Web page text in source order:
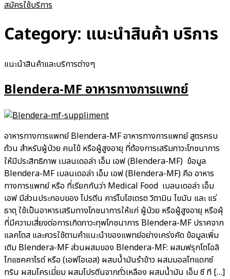
สมัครใช้บริการ
Category: แนะนำสินค้า บริการ
แนะนำสินค้าและบริการต่างๆ
Blendera-MF อาหารทางการแพทย์
อาหารทางการแพทย์ Blendera-MF อาหารทางการแพทย์ สูตรครบ
ถ้วน สำหรับผู้ป่วย คนไข้ หรือผู้สูงอายุ ที่ต้องการเสริมภาวะโภชนาการ
ให้มีประสิทธิภาพ เบลนเดอล่า เอ็ม เอฟ (ฺBlendera-MF) ข้อมูล
Blendera-MF เบลนเดอล่า เอ็ม เอฟ (Blendera-MF) คือ อาหาร
ทางการแพทย์ หรือ ที่เรียกกันว่า Medical Food เบลนเดอล่า เอ็ม
เอฟ มีส่วนประกอบของ โปรตีน คาร์โบไฮเดรต วิตามิน ไขมัน และ แร่
ธาตุ ใช้เป็นอาหารเสริมทางโภชนาการให้แก่ ผู้ป่วย หรือผู้สูงอายุ หรือผุ้
ที่มีความเสี่ยงต่อการเกิดภาวะทุพโภชนาการ Blendera-MF ปราศจาก
แลคโตส และควรใช้ตามคำแนะนำของแพทย์อย่างเคร่งคัด ข้อมูลเพิ่ม
เติม Blendera-MF ส่วนผสมของ Blendera-MF: ผสมฟรุกโตโอลิ
โกแซคคาไรด์ หรือ (เอฟโอเอส) ผสมน้ำมันรำข้าว ผสมมอลโทแดกซ์
ทริน ผสมโครเมี่ยม ผสมโปรตีนจากถั่วเหลือง ผสมน้ำมัน เอ็ม ซี ที […]